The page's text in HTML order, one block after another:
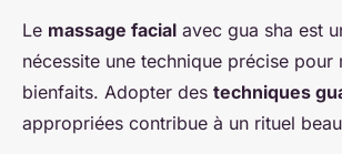
Le massage facial avec gua sha est
nécessite une technique précise pour
bienfaits. Adopter des techniques
appropriées contribue à un rituel